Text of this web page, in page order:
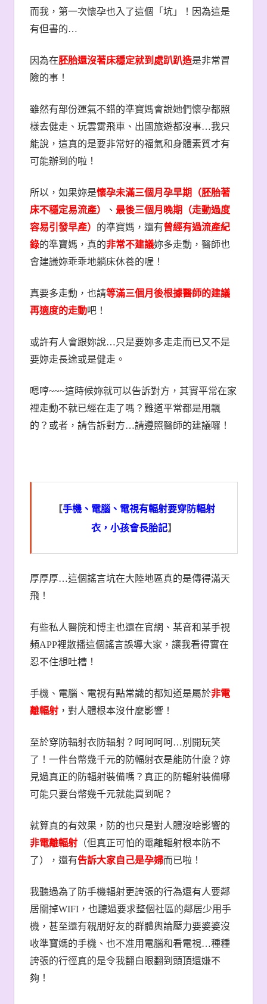
而我，第一次懷孕也入了這個「坑」！因為這是
有但書的…
因為在胚胎還沒著床穩定就到處趴趴造是非常冒
險的事！
雖然有部份運氣不錯的準寶媽會說她們懷孕都照
樣去健走、玩雲霄飛車、出國旅遊都沒事…我只
能說，這真的是要非常好的福氣和身體素質才有
可能辦到的啦！
所以，如果妳是懷孕未滿三個月孕早期（胚胎著
床不穩定易流產）
、 最後三個月晚期（走動過度
容易引發早產） 的準寶媽，還有曾經有過流產紀
錄的準寶媽，真的非常不建議妳多走動，醫師也
會建議妳乖乖地躺床休養的喔！
真要多走動，也請等滿三個月後根據醫師的建議
再適度的走動吧！
或許有人會跟妳說…只是要妳多走走而已又不是
要妳走長途或是健走。
嗯哼~~~這時候妳就可以告訴對方，其實平常在家
裡走動不就已經在走了嗎？難道平常都是用飄
的？或者，請告訴對方…請遵照醫師的建議囉！
【手機、電腦、電視有輻射要穿防輻射
衣，小孩會長胎記】
厚厚厚…這個謠言坑在大陸地區真的是傳得滿天
飛！
有些私人醫院和博主也還在官網、某音和某手視
頻APP裡散播這個謠言誤導大家，讓我看得實在
忍不住想吐槽！
手機、電腦、電視有點常識的都知道是屬於非電
離輻射，對人體根本沒什麼影響！
至於穿防輻射衣防輻射？呵呵呵呵…別開玩笑
了！一件台幣幾千元的防輻射衣是能防什麼？妳
見過真正的防輻射裝備嗎？真正的防輻射裝備哪
可能只要台幣幾千元就能買到呢？
就算真的有效果，防的也只是對人體沒啥影響的
非電離輻射（但真正可怕的電離輻射根本防不
了），還有告訴大家自己是孕婦而已啦！
我聽過為了防手機輻射更誇張的行為還有人要鄰
居關掉WIFI，也聽過要求整個社區的鄰居少用手
機，甚至還有親朋好友的群體輿論壓力要婆婆沒
收準寶媽的手機、也不准用電腦和看電視…種種
誇張的行徑真的是令我翻白眼翻到頭頂還嫌不
夠！